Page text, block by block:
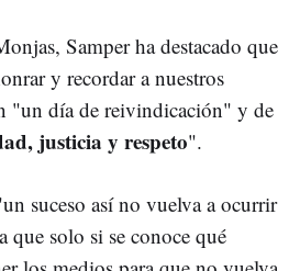
Samper ha destacado que
y recordar a nuestros
"un día de reivindicación" y de
justicia y respeto".
suceso así no vuelva a ocurrir
que solo si se conoce qué